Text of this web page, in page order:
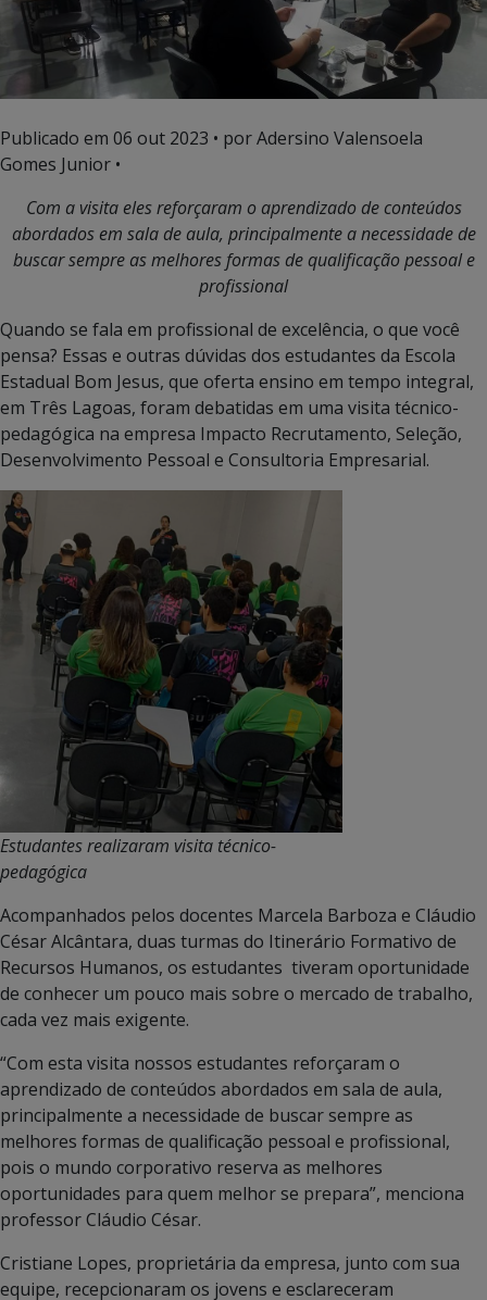
Publicado em 06 out 2023 • por Adersino Valensoela
Gomes Junior •
Com a visita eles reforçaram o aprendizado de conteúdos
abordados em sala de aula, principalmente a necessidade de
buscar sempre as melhores formas de qualificação pessoal e
profissional
Quando se fala em profissional de excelência, o que você
pensa? Essas e outras dúvidas dos estudantes da Escola
Estadual Bom Jesus, que oferta ensino em tempo integral,
em Três Lagoas, foram debatidas em uma visita técnico-
pedagógica na empresa Impacto Recrutamento, Seleção,
Desenvolvimento Pessoal e Consultoria Empresarial.
Estudantes realizaram visita técnico-
pedagógica
Acompanhados pelos docentes Marcela Barboza e Cláudio
César Alcântara, duas turmas do Itinerário Formativo de
Recursos Humanos, os estudantes tiveram oportunidade
de conhecer um pouco mais sobre o mercado de trabalho,
cada vez mais exigente.
“Com esta visita nossos estudantes reforçaram o
aprendizado de conteúdos abordados em sala de aula,
principalmente a necessidade de buscar sempre as
melhores formas de qualificação pessoal e profissional,
pois o mundo corporativo reserva as melhores
oportunidades para quem melhor se prepara”, menciona
professor Cláudio César.
Cristiane Lopes, proprietária da empresa, junto com sua
equipe, recepcionaram os jovens e esclareceram